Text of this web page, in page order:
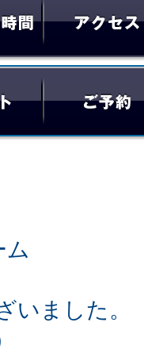
ム
いました。